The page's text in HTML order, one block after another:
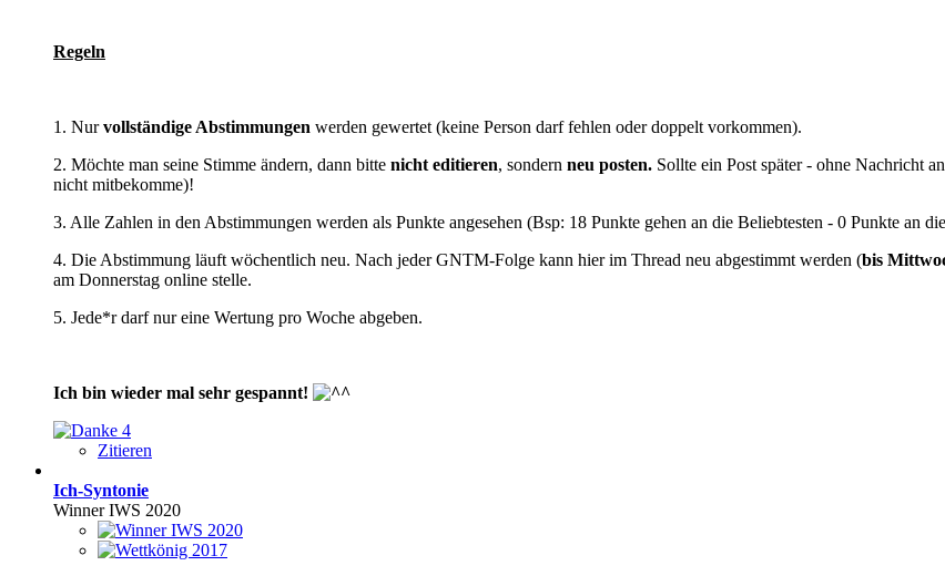
Regeln
1. Nurvollständige Abstimmungen werden gewertet (keine Person darf fehlen oder doppelt vorkommen).
2. Möchte man seine Stimme ändern, dann bitte nicht editieren, sondern neu posten. Sollte ein Post später - ohne Nachricht
nicht mitbekomme)!
3. Alle Zahlen in den Abstimmungen werden als Punkte angesehen (Bsp: 18 Punkte gehen an die Beliebtesten - 0 Punkte an
4. Die Abstimmung läuft wöchentlich neu. Nach jeder GNTM-Folge kann hier im Thread neu abgestimmt werden (bis
am Donnerstag online stelle.
5. Jede*r darf nur eine Wertung pro Woche abgeben.
Ich bin wieder mal sehr gespannt!
4
Zitieren
Ich-Syntonie
Winner IWS 2020